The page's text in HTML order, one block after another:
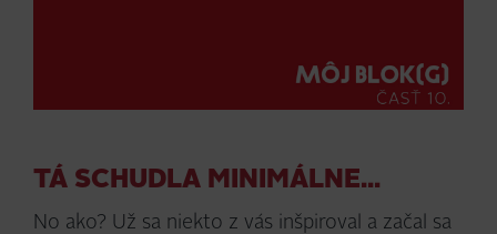
TÁ SCHUDLA MINIMÁLNE...
No ako? Už sa niekto z vás inšpiroval a začal sa